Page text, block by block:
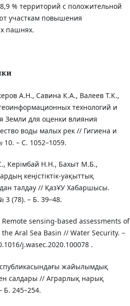
% территорий с положительной
участкам повышения
пашнях.
А.Н., Савина К.А., Валеев Т.К.,
технологий и
Земли для оценки влияния
воды малых рек // Гигиена и
10. – С. 1052–1059.
Керімбай Н.Н., Бахыт М.Б.,
кеңістіктік-уақыттық
талдау // ҚазҰУ Хабаршысы.
3 (78). – Б. 39–48.
Remote sensing-based assessments of
Aral Sea Basin // Water Security. –
j.wasec.2020.100078 .
жайылымдық
салдары // Аграрлық нарық
245–254.